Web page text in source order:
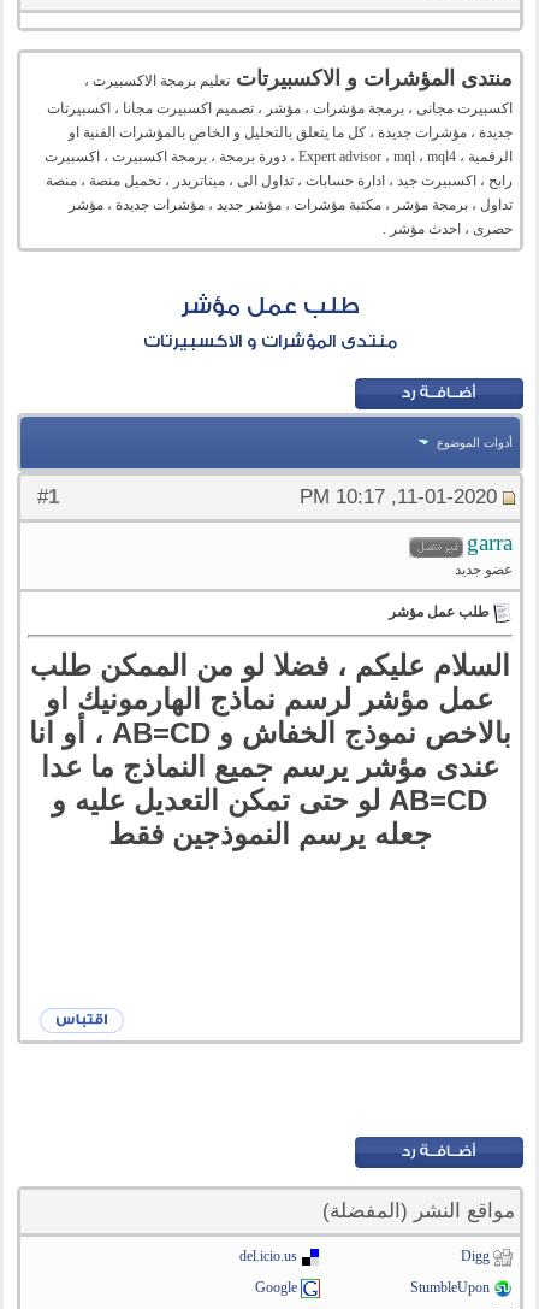
منتدى المؤشرات و الاكسبيرتات تعليم برمجة الاكسبيرت ،
اكسبيرت مجانى ، برمجة مؤشرات ، مؤشر ، تصميم اكسبيرت مجانا ، اكسبيرتات
جديدة ، مؤشرات جديدة ، كل ما يتعلق بالتحليل و الخاص بالمؤشرات الفنية او
الرقمية ، Expert advisor ، mql ، mql4 ، دورة برمجة ، برمجة اكسبيرت ، اكسبيرت
رابح ، اكسبيرت جيد ، ادارة حسابات ، تداول الى ، ميتاتريدر ، تحميل منصة ، منصة
تداول ، برمجة مؤشر ، مكتبة مؤشرات ، مؤشر جديد ، مؤشرات جديدة ، مؤشر
حصرى ، احدث مؤشر .
طلب عمل مؤشر
منتدى المؤشرات و الاكسبيرتات
أدوات الموضوع
#
1 11-01-2020, 10:17 PM
garra
عضو جديد
طلب عمل مؤشر
السلام عليكم ، فضلا لو من الممكن طلب
عمل مؤشر لرسم نماذج الهارمونيك او
بالاخص نموذج الخفاش و AB=CD ، أو انا
عندى مؤشر يرسم جميع النماذج ما عدا
AB=CD لو حتى تمكن التعديل عليه و
جعله يرسم النموذجين فقط
مواقع النشر (المفضلة)
Digg
del.icio.us
StumbleUpon
Google